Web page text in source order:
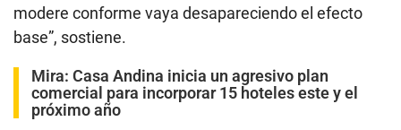
modere conforme vaya desapareciendo el efecto
base”, sostiene.
Mira: Casa Andina inicia un agresivo plan
comercial para incorporar 15 hoteles este y el
próximo año